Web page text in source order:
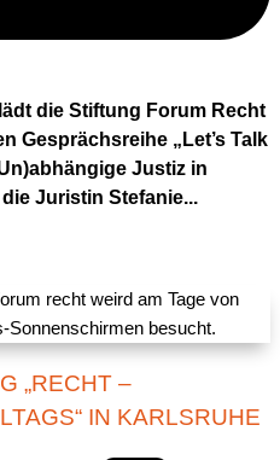
die Stiftung Forum Recht
Gesprächsreihe „Let’s Talk
Justiz in
Juristin Stefanie...
„RECHT –
IN KARLSRUHE